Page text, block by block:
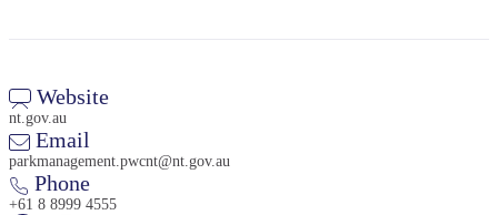
Website
nt.gov.au
Email
parkmanagement.pwcnt@nt.gov.au
Phone
+61 8 8999 4555